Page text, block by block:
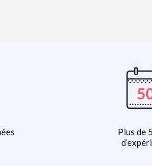
Plus de